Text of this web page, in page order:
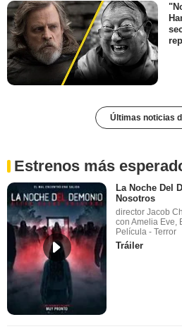
Últimas noticias
Estrenos más
La Noche Del
Nosotros
director Jacob
con Amelia Eve,
Película - Terror
Tráiler